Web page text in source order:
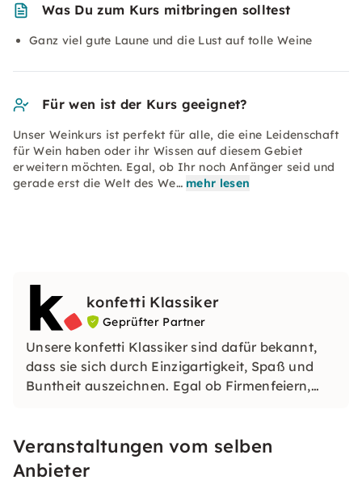
Was Du zum Kurs mitbringen solltest
Ganz viel gute Laune und die Lust auf tolle Weine
Für wen ist der Kurs geeignet?
Unser Weinkurs ist perfekt für alle, die eine Leidenschaft
für Wein haben oder ihr Wissen auf diesem Gebiet
erweitern möchten. Egal, ob Ihr noch Anfänger seid und
gerade erst die Welt des We… mehr lesen
konfetti Klassiker
Geprüfter Partner
Unsere konfetti Klassiker sind dafür bekannt,
dass sie sich durch Einzigartigkeit, Spaß und
Buntheit auszeichnen. Egal ob Firmenfeiern,
erleben, welches Du so schnell nicht vergessen
wirst.
Veranstaltungen vom selben
Anbieter